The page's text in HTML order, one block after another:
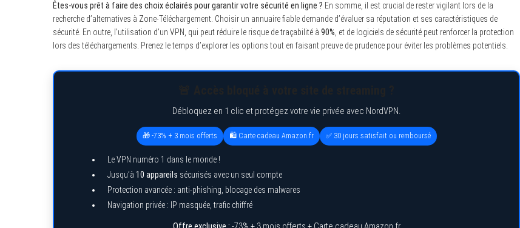
Êtes-vous prêt à faire des choix éclairés pour garantir votre sécurité en ligne ? En somme, il est crucial de rester vigilant lors de la
recherche d’alternatives à Zone-Téléchargement. Choisir un annuaire fiable demande d’évaluer sa réputation et ses caractéristiques de
sécurité. En outre, l’utilisation d’un VPN, qui peut réduire le risque de traçabilité à 90%, et de logiciels de sécurité peut renforcer la protection
lors des téléchargements. Prenez le temps d’explorer les options tout en faisant preuve de prudence pour éviter les problèmes potentiels.
Débloquez en 1 clic et protégez votre vie privée avec NordVPN.
🎁 -73% + 3 mois offerts 🛍️ Carte cadeau Amazon.fr ✅ 30 jours satisfait ou remboursé
Le VPN numéro 1 dans le monde !
Jusqu’à 10 appareils sécurisés avec un seul compte
Protection avancée : anti-phishing, blocage des malwares
Navigation privée : IP masquée, trafic chiffré